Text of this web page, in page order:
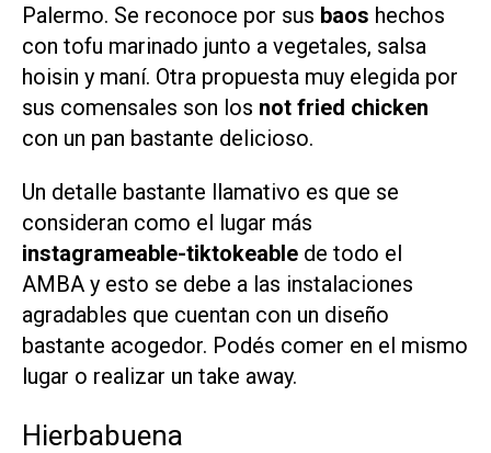
Palermo. Se reconoce por sus baos hechos
con tofu marinado junto a vegetales, salsa
hoisin y maní. Otra propuesta muy elegida por
sus comensales son los not fried chicken
con un pan bastante delicioso.
Un detalle bastante llamativo es que se
consideran como el lugar más
instagrameable-tiktokeable de todo el
AMBA y esto se debe a las instalaciones
agradables que cuentan con un diseño
bastante acogedor. Podés comer en el mismo
lugar o realizar un take away.
Hierbabuena